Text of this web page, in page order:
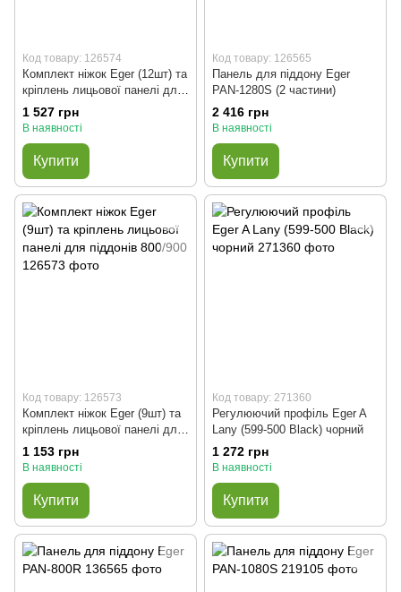
Код товару: 126574
Комплект ніжок Eger (12шт) та
кріплень лицьової панелі для
піддонів 700x1000 и 800x1200
1 527 грн
В наявності
Купити
Код товару: 126565
Панель для піддону Eger
PAN-1280S (2 частини)
2 416 грн
В наявності
Купити
Код товару: 126573
Комплект ніжок Eger (9шт) та
кріплень лицьової панелі для
піддонів 800/900
1 153 грн
В наявності
Купити
Код товару: 271360
Регулюючий профіль Eger A
Lany (599-500 Black) чорний
1 272 грн
В наявності
Купити